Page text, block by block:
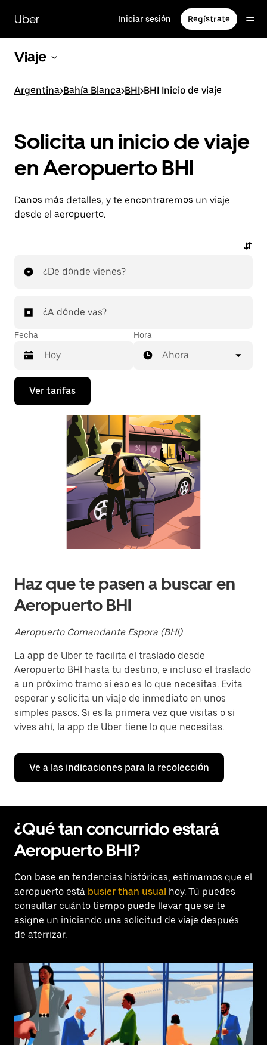
contenido
principal
Uber Iniciar sesión Regístrate
Viaje
Argentina>Bahía Blanca>BHI>BHI Inicio de viaje
Solicita un inicio de viaje
en Aeropuerto BHI
Danos más detalles, y te encontraremos un viaje
desde el aeropuerto.
¿De dónde vienes?
¿A dónde vas?
Fecha
Presiona
flecha
cerrar
el
calendario.
Hora
Ahora
Ver tarifas
Haz que te pasen a buscar en
Aeropuerto BHI
Aeropuerto Comandante Espora (BHI)
La app de Uber te facilita el traslado desde
Aeropuerto BHI hasta tu destino, e incluso el traslado
a un próximo tramo si eso es lo que necesitas. Evita
esperar y solicita un viaje de inmediato en unos
simples pasos. Si es la primera vez que visitas o si
vives ahí, la app de Uber tiene lo que necesitas.
Ve a las indicaciones para la recolección
¿Qué tan concurrido estará
Aeropuerto BHI?
Con base en tendencias históricas, estimamos que el
aeropuerto está busier than usual hoy. Tú puedes
consultar cuánto tiempo puede llevar que se te
asigne un iniciando una solicitud de viaje después
de aterrizar.